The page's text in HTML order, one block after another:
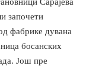
Сарајева
започети
фабрике дувана
босанских
Још пре